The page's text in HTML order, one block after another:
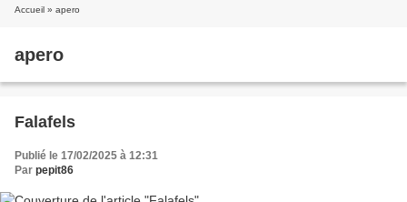
Accueil » apero
apero
Falafels
Publié le 17/02/2025 à 12:31
Par pepit86